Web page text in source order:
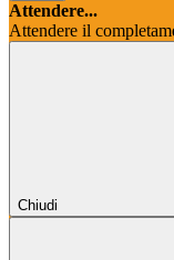
Attendere...
Attendere il
Chiudi